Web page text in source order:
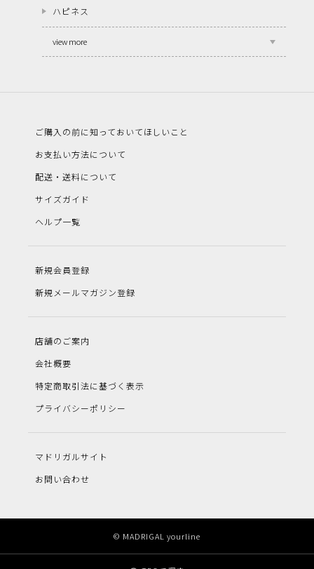
ハピネス
view more
ご購入の前に知っておいてほしいこと
お支払い方法について
配送・送料について
サイズガイド
ヘルプ一覧
新規会員登録
新規メールマガジン登録
店舗のご案内
会社概要
特定商取引法に基づく表示
プライバシーポリシー
マドリガルサイト
お問い合わせ
© MADRIGAL yourline